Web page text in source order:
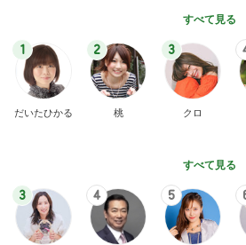
すべて見る
1
だいたひかる
2
桃
3
クロ
すべて見る
3 4 5